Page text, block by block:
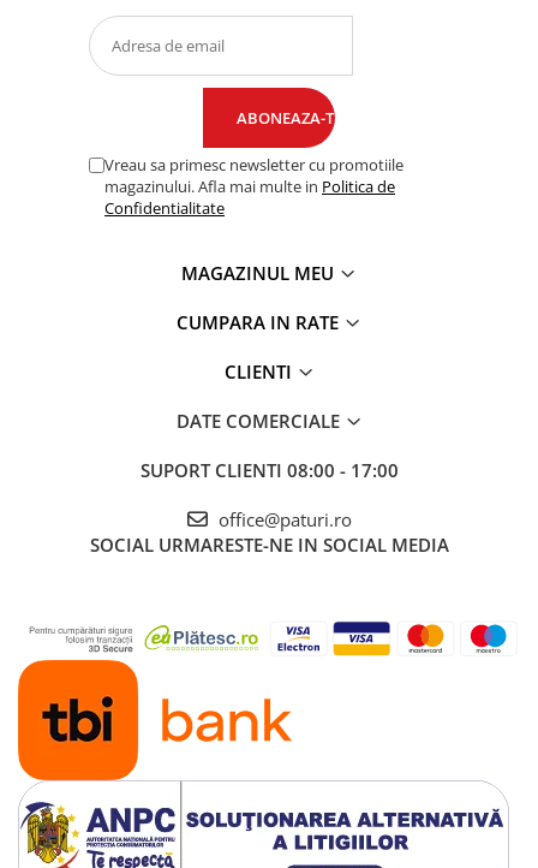
Vreau sa primesc newsletter cu promotiile
magazinului. Afla mai multe in Politica de
Confidentialitate
MAGAZINUL MEU
CUMPARA IN RATE
CLIENTI
DATE COMERCIALE
SUPORT CLIENTI 08:00 - 17:00
office@paturi.ro
SOCIAL URMARESTE-NE IN SOCIAL MEDIA